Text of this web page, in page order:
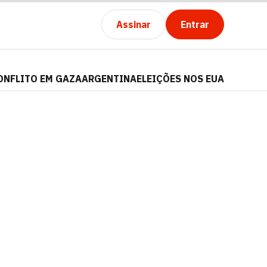
Assinar Entrar
EM GAZAARGENTINAELEIÇÕES NOS EUA